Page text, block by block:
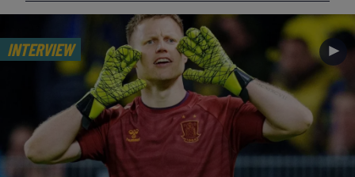
INTERVIEW ►